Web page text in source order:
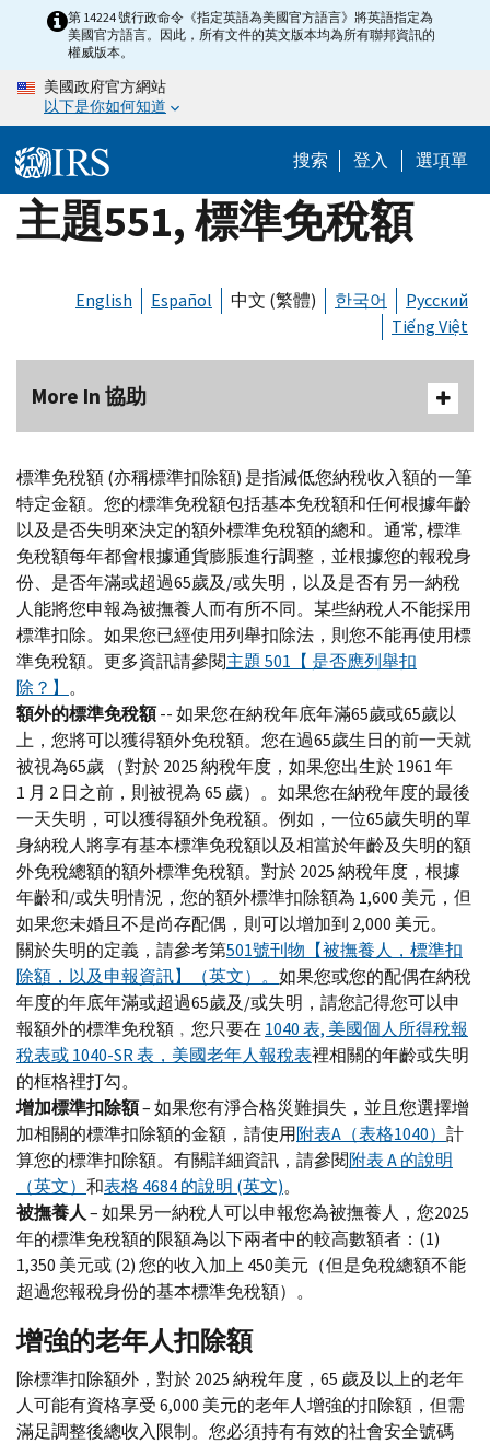
content
第 14224 號行政命令《指定英語為美國官方語言》將英語指定為
美國官方語言。因此，所有文件的英文版本均為所有聯邦資訊的
權威版本。
美國政府官方網站
以下是你如何知道
搜索 登入 選項單
主題551, 標準免稅額
English Español 中文 (繁體) 한국어
Русский
Tiếng Việt
More In 協助
標準免稅額 (亦稱標準扣除額) 是指減低您納稅收入額的一筆
特定金額。您的標準免稅額包括基本免稅額和任何根據年齡
以及是否失明來決定的額外標準免稅額的總和。通常, 標準
免稅額每年都會根據通貨膨脹進行調整，並根據您的報稅身
份、是否年滿或超過65歲及/或失明，以及是否有另一納稅
人能將您申報為被撫養人而有所不同。某些納稅人不能採用
標準扣除。如果您已經使用列舉扣除法，則您不能再使用標
準免稅額。更多資訊請參閱主題 501【 是否應列舉扣
除？】 。
額外的標準免稅額-- 如果您在納稅年底年滿65歲或65歲以
上，您將可以獲得額外免稅額。您在過65歲生日的前一天就
被視為65歲 （對於 2025 納稅年度，如果您出生於 1961 年
1 月 2 日之前，則被視為 65 歲）。如果您在納稅年度的最後
一天失明，可以獲得額外免稅額。例如，一位65歲失明的單
身納稅人將享有基本標準免稅額以及相當於年齡及失明的額
外免稅總額的額外標準免稅額。對於 2025 納稅年度，根據
年齡和/或失明情況，您的額外標準扣除額為 1,600 美元，但
如果您未婚且不是尚存配偶，則可以增加到 2,000 美元。
關於失明的定義，請參考第501號刊物【被撫養人，標準扣
除額，以及申報資訊】（英文）。 如果您或您的配偶在納稅
年度的年底年滿或超過65歲及/或失明，請您記得您可以申
報額外的標準免稅額﹐您只要在 1040 表, 美國個人所得稅報
稅表或1040-SR表，美國老年人報稅表裡相關的年齡或失明
的框格裡打勾。
增加標準扣除額– 如果您有淨合格災難損失，並且您選擇增
加相關的標準扣除額的金額，請使用附表A （表格1040） 計
算您的標準扣除額。有關詳細資訊，請參閱附表A的說明
（英文） 和表格 4684 的說明 (英文)。
被撫養人– 如果另一納稅人可以申報您為被撫養人，您2025
年的標準免稅額的限額為以下兩者中的較高數額者：(1)
1,350 美元或 (2) 您的收入加上 450美元（但是免稅總額不能
超過您報稅身份的基本標準免稅額）。
增強的老年人扣除額
除標準扣除額外，對於 2025 納稅年度，65 歲及以上的老年
人可能有資格享受 6,000 美元的老年人增強的扣除額，但需
滿足調整後總收入限制。您必須持有有效的社會安全號碼